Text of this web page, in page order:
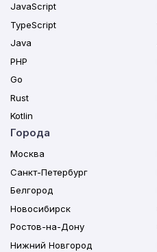
JavaScript
TypeScript
Java
PHP
Go
Rust
Kotlin
Города
Москва
Санкт-Петербург
Белгород
Новосибирск
Ростов-на-Дону
Нижний Новгород